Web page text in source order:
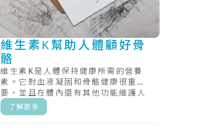
維生素K幫助人體顧好骨
骼
維生素K是人體保持健康所需的營養
素。它對血液凝固和骨骼健康很重
要，並且在體內還有其他功能維護人
體的健康。.....
了解更多